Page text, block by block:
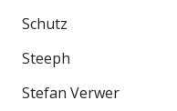
Schutz
Steeph
Stefan Verwer